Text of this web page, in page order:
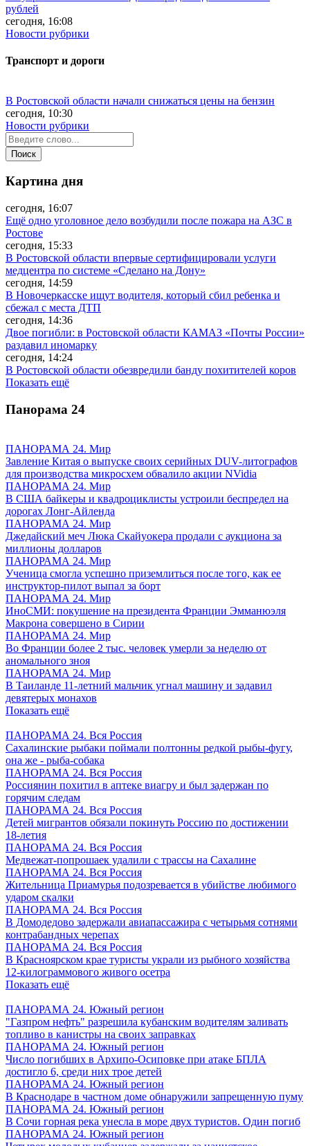
рублей
сегодня, 16:08
Новости рубрики
Транспорт и дороги
В Ростовской области начали снижаться цены на бензин
сегодня, 10:30
Новости рубрики
Картина дня
сегодня, 16:07
Ещё одно уголовное дело возбудили после пожара на АЗС в
Ростове
сегодня, 15:33
В Ростовской области впервые сертифицировали услуги
медцентра по системе «Сделано на Дону»
сегодня, 14:59
В Новочеркасске ищут водителя, который сбил ребенка и
сбежал с места ДТП
сегодня, 14:36
Двое погибли: в Ростовской области КАМАЗ «Почты России»
раздавил иномарку
сегодня, 14:24
В Ростовской области обезвредили банду похитителей коров
Показать ещё
Панорама 24
ПАНОРАМА 24. Мир
Завление Китая о выпуске своих серийных DUV-литографов
для производства микросхем обвалило акции NVidia
ПАНОРАМА 24. Мир
В США байкеры и квадроциклисты устроили беспредел на
дорогах Лонг-Айленда
ПАНОРАМА 24. Мир
Джедайский меч Люка Скайуокера продали с аукциона за
миллионы долларов
ПАНОРАМА 24. Мир
Ученица смогла успешно приземлиться после того, как ее
инструктор-пилот выпал за борт
ПАНОРАМА 24. Мир
ИноСМИ: покушение на президента Франции Эмманюэля
Макрона совершено в Сирии
ПАНОРАМА 24. Мир
Во Франции более 2 тыс. человек умерли за неделю от
аномального зноя
ПАНОРАМА 24. Мир
В Таиланде 11-летний мальчик угнал машину и задавил
девятерых монахов
Показать ещё
ПАНОРАМА 24. Вся Россия
Сахалинские рыбаки поймали полтонны редкой рыбы-фугу,
она же - рыба-собака
ПАНОРАМА 24. Вся Россия
Россиянин похитил в аптеке виагру и был задержан по
горячим следам
ПАНОРАМА 24. Вся Россия
Детей мигрантов обязали покинуть Россию по достижении
18-летия
ПАНОРАМА 24. Вся Россия
Медвежат-попрошаек удалили с трассы на Сахалине
ПАНОРАМА 24. Вся Россия
Жительница Приамурья подозревается в убийстве любимого
ударом скалки
ПАНОРАМА 24. Вся Россия
В Домодедово задержали авиапассажира с четырьмя сотнями
контрабандных черепах
ПАНОРАМА 24. Вся Россия
В Красноярском крае туристы украли из рыбного хозяйства
12-килограммового живого осетра
Показать ещё
ПАНОРАМА 24. Южный регион
"Газпром нефть" разрешила кубанским водителям заливать
топливо в канистры на своих заправках
ПАНОРАМА 24. Южный регион
Число погибших в Архипо-Осиповке при атаке БПЛА
достигло 6, среди них трое детей
ПАНОРАМА 24. Южный регион
В Краснодаре в частном доме обнаружили запрещенную пуму
ПАНОРАМА 24. Южный регион
В Сочи горная река унесла в море двух туристов. Один погиб
ПАНОРАМА 24. Южный регион